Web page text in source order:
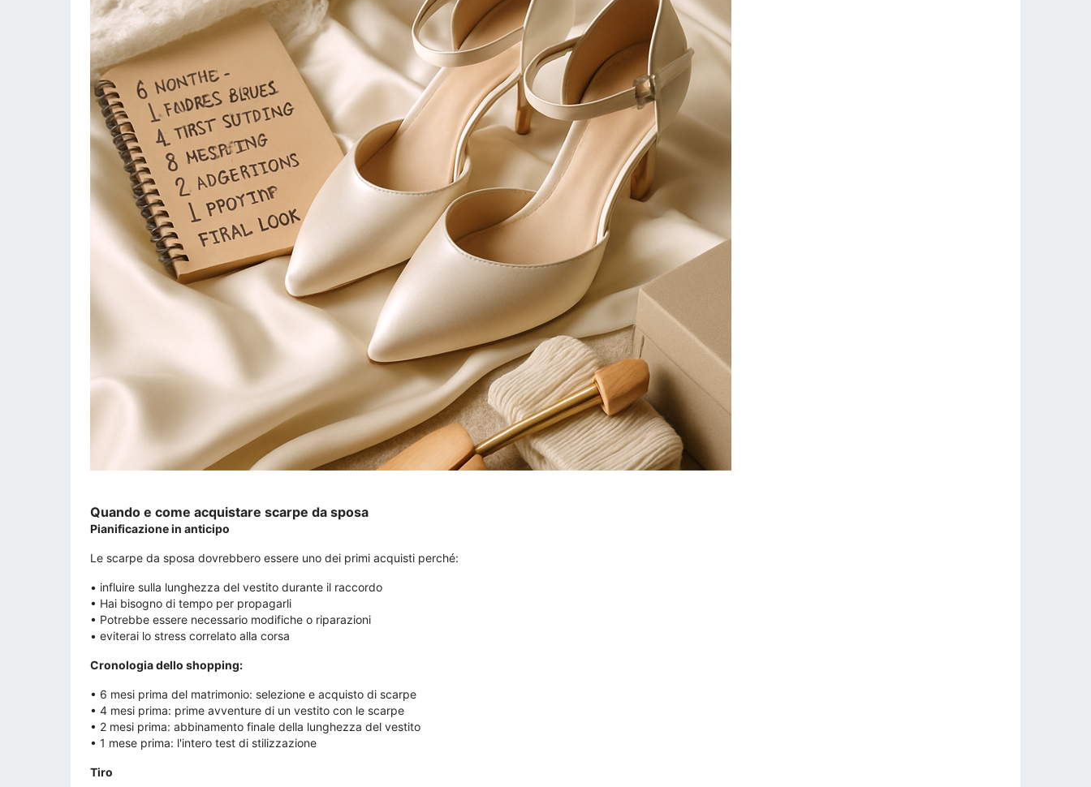
Quando e come acquistare scarpe da sposa
Pianificazione in anticipo
Le scarpe da sposa dovrebbero essere uno dei primi acquisti perché:
• influire sulla lunghezza del vestito durante il raccordo
• Hai bisogno di tempo per propagarli
• Potrebbe essere necessario modifiche o riparazioni
• eviterai lo stress correlato alla corsa
Cronologia dello shopping:
• 6 mesi prima del matrimonio: selezione e acquisto di scarpe
• 4 mesi prima: prime avventure di un vestito con le scarpe
• 2 mesi prima: abbinamento finale della lunghezza del vestito
• 1 mese prima: l'intero test di stilizzazione
Tiro